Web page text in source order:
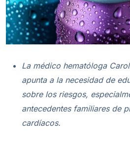
La médico hematóloga
apunta a la necesidad de
sobre los riesgos,
antecedentes familiares de
cardíacos.